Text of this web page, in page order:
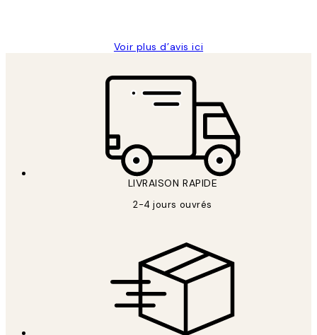
Voir plus d’avis ici
LIVRAISON RAPIDE
2-4 jours ouvrés